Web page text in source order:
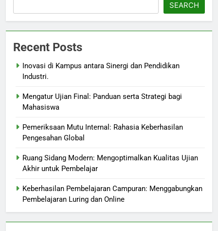
SEARCH
Recent Posts
Inovasi di Kampus antara Sinergi dan Pendidikan
Industri.
Mengatur Ujian Final: Panduan serta Strategi bagi
Mahasiswa
Pemeriksaan Mutu Internal: Rahasia Keberhasilan
Pengesahan Global
Ruang Sidang Modern: Mengoptimalkan Kualitas Ujian
Akhir untuk Pembelajar
Keberhasilan Pembelajaran Campuran: Menggabungkan
Pembelajaran Luring dan Online